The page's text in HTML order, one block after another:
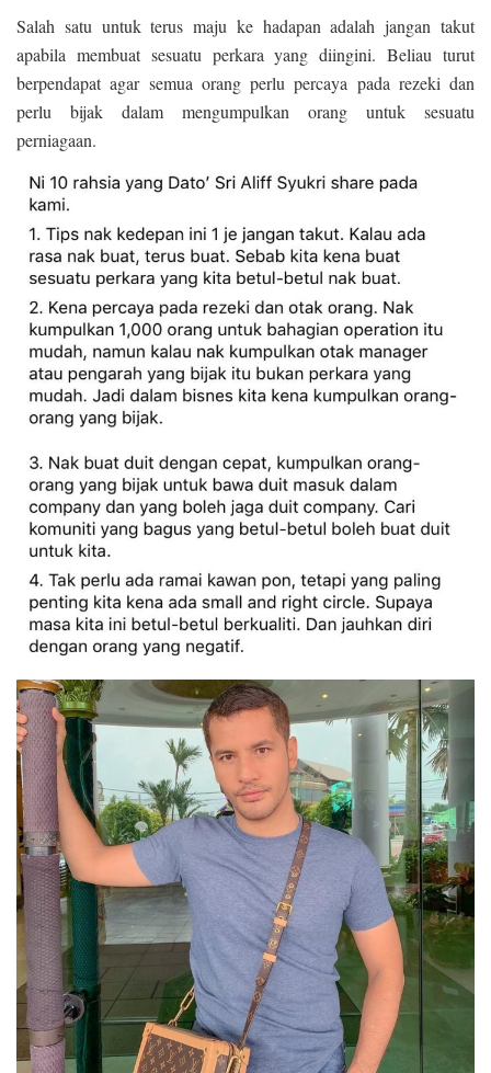
Salah satu untuk terus maju ke hadapan adalah jangan takut
apabila membuat sesuatu perkara yang diingini. Beliau turut
berpendapat agar semua orang perlu percaya pada rezeki dan
perlu bijak dalam mengumpulkan orang untuk sesuatu
perniagaan.